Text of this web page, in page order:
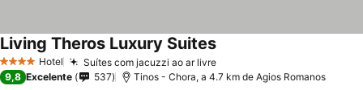
4 EstrelasHotel Suítes com jacuzzi ao ar livre
Living Theros Luxury Suites
9,8 Excelente 537 Tinos - Chora, a 4.7 km de Agios Romanos